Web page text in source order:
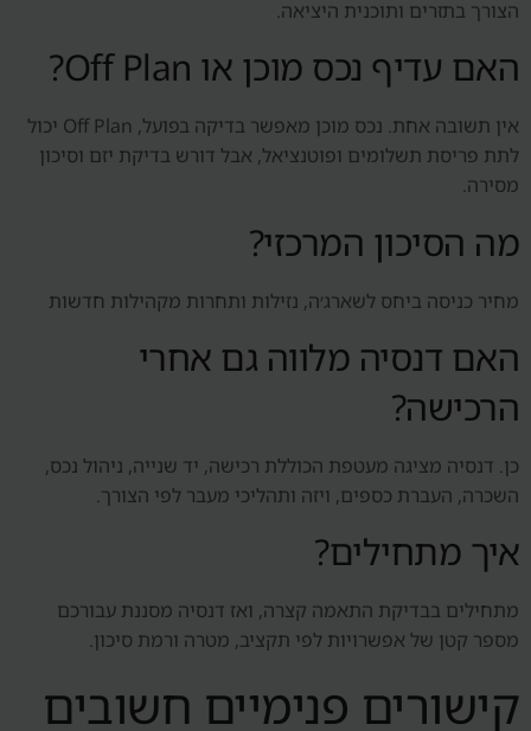
הצורך בתזרים ותוכנית היציאה.
האם עדיף נכס מוכן או Off Plan?
אין תשובה אחת. נכס מוכן מאפשר בדיקה בפועל, Off Plan יכול
לתת פריסת תשלומים ופוטנציאל, אבל דורש בדיקת יזם וסיכון
מסירה.
מה הסיכון המרכזי?
מחיר כניסה ביחס לשארג׳ה, נזילות ותחרות מקהילות חדשות
האם דנסיה מלווה גם אחרי
הרכישה?
כן. דנסיה מציגה מעטפת הכוללת רכישה, יד שנייה, ניהול נכס,
השכרה, העברת כספים, ויזה ותהליכי מעבר לפי הצורך.
איך מתחילים?
מתחילים בבדיקת התאמה קצרה, ואז דנסיה מסננת עבורכם
מספר קטן של אפשרויות לפי תקציב, מטרה ורמת סיכון.
קישורים פנימיים חשובים